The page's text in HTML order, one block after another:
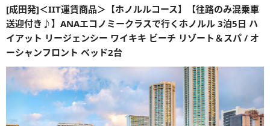
[成田発]＜IIT運賃商品＞【ホノルルコース】【往路のみ混乗車
送迎付き♪】ANAエコノミークラスで行くホノルル 3泊5日 ハ
イアット リージェンシー ワイキキ ビーチ リゾート＆スパ / オ
ーシャンフロント ベッド2台